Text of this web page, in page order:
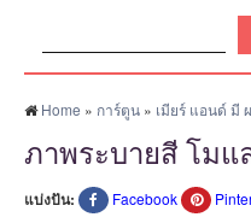
Home » การ์ตูน » เมียร์ แอนด์ มี
ภาพระบายสี โมแ
แบ่งปัน: Facebook